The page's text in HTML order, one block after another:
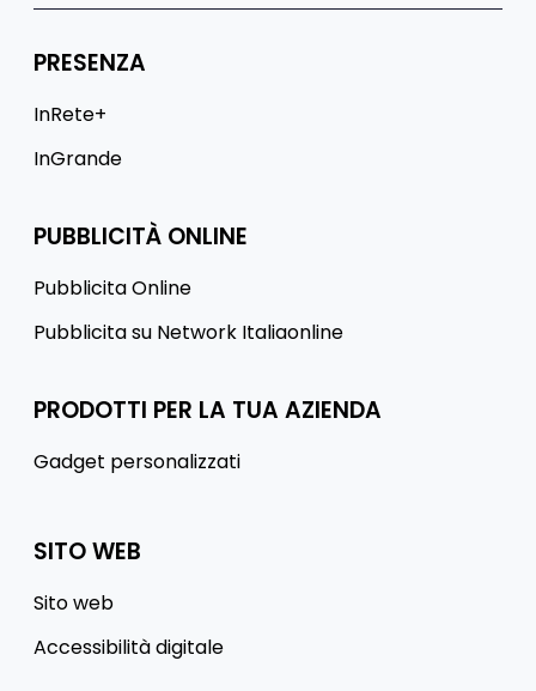
PRESENZA
InRete+
InGrande
PUBBLICITÀ ONLINE
Pubblicita Online
Pubblicita su Network Italiaonline
PRODOTTI PER LA TUA AZIENDA
Gadget personalizzati
SITO WEB
Sito web
Accessibilità digitale